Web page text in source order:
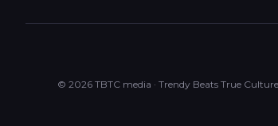
© 2026 TBTC media · Trendy Beats True